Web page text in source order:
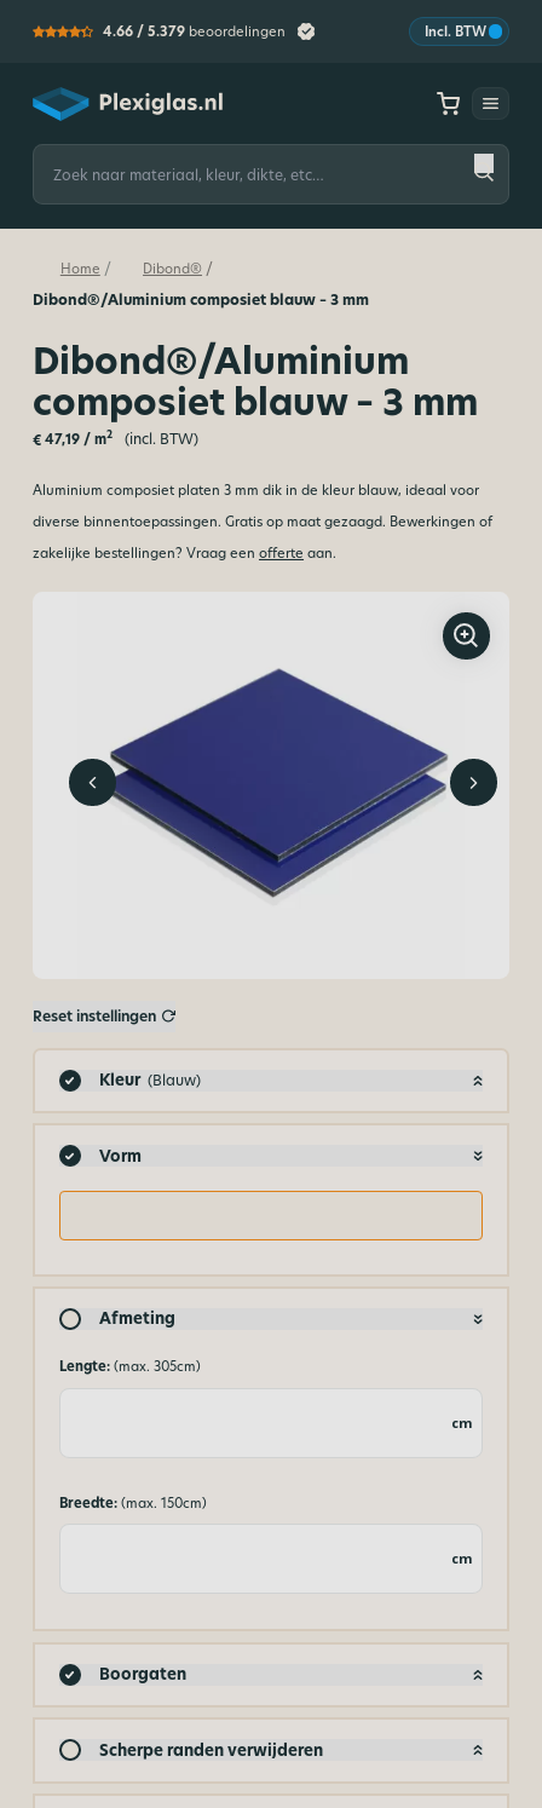
4.66 / 5.379 beoordelingen Incl. BTW
Plexiglas
Zoeken
naar:
Home / Dibond® /
Dibond®/Aluminium composiet blauw – 3 mm
Dibond®/Aluminium
composiet blauw – 3 mm
€47,19/ m2 (incl. BTW)
Aluminium composiet platen 3 mm dik in de kleur blauw, ideaal voor
diverse binnentoepassingen. Gratis op maat gezaagd. Bewerkingen of
zakelijke bestellingen? Vraag eenofferte aan.
Reset instellingen
Kleur (Blauw)
Vorm
Afmeting
Lengte:(max. 305cm)
cm
Breedte:(max. 150cm)
cm
Boorgaten
Scherpe randen verwijderen